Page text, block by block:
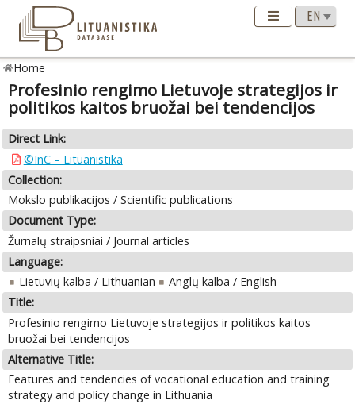
Home
Profesinio rengimo Lietuvoje strategijos ir
politikos kaitos bruožai bei tendencijos
Direct Link:
©InC – Lituanistika
Collection:
Mokslo publikacijos / Scientific publications
Document Type:
Žurnalų straipsniai / Journal articles
Language:
Lietuvių kalba / Lithuanian
Anglų kalba / English
Title:
Profesinio rengimo Lietuvoje strategijos ir politikos kaitos
bruožai bei tendencijos
Alternative Title:
Features and tendencies of vocational education and training
strategy and policy change in Lithuania